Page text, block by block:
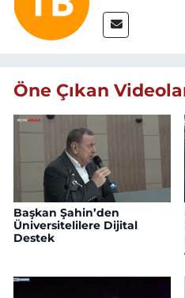
Öne Çıkan
Başkan Şahin’den
Üniversitelilere Dijital
Destek